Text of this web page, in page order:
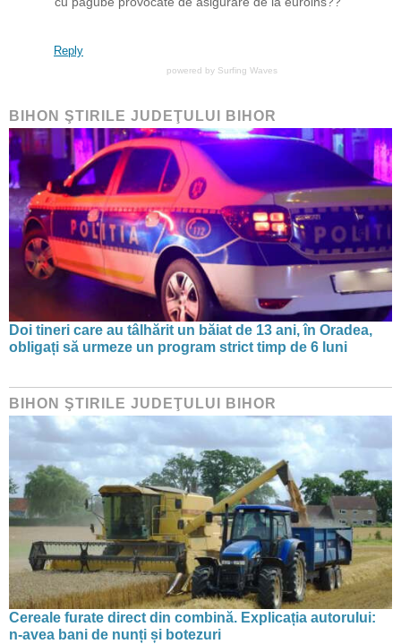
Reply
powered by Surfing Waves
BIHON ŞTIRILE JUDEŢULUI BIHOR
Doi tineri care au tâlhărit un băiat de 13 ani, în Oradea,
obligați să urmeze un program strict timp de 6 luni
BIHON ŞTIRILE JUDEŢULUI BIHOR
Cereale furate direct din combină. Explicația autorului:
n-avea bani de nunți și botezuri